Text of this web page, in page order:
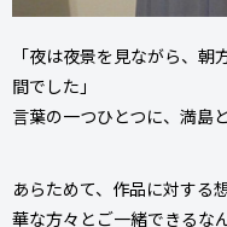
「夜は夜景を見ながら、
間でした」
言葉の一つひとつに、満島
あらためて、作品に対する
華な方々とご一緒できるな